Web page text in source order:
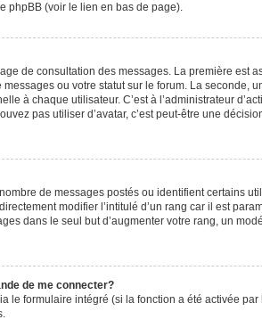
phpBB (voir le lien en bas de page).
de consultation des messages. La première est
ou votre statut sur le forum. La seconde,
à chaque utilisateur. C’est à l’administrateur
pas utiliser d’avatar, c’est peut-être une
de messages postés ou identifient certains
modifier l’intitulé d’un rang car il est
dans le seul but d’augmenter votre rang, un
de me connecter?
le formulaire intégré (si la fonction a été activée par